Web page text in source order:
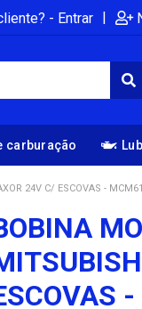
- Entrar |
carburação
24V C/ ESCOVAS -